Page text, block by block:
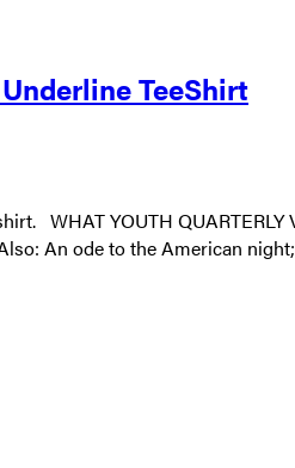
TeeShirt
WHAT YOUTH
An ode to the American